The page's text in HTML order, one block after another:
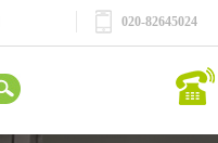
020-82645024